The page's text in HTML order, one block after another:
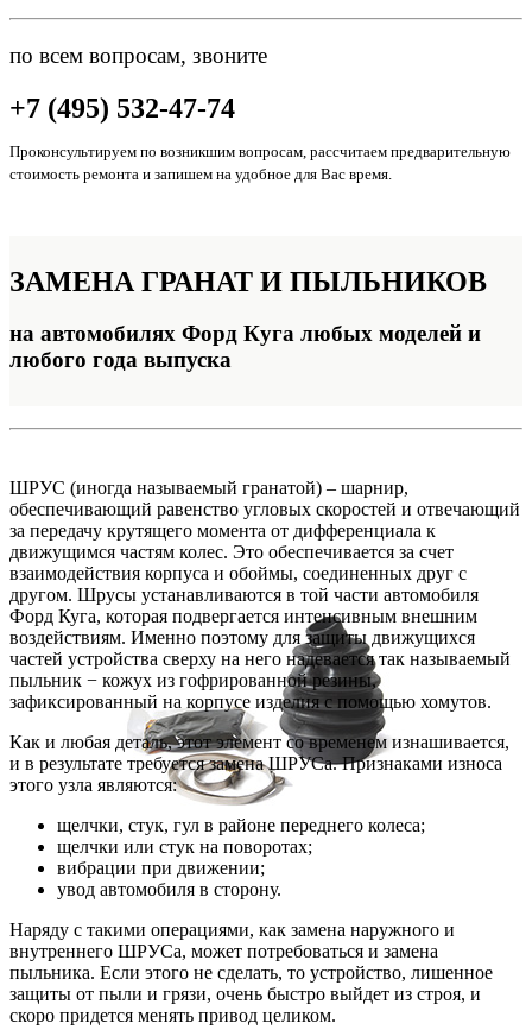
по всем вопросам, звоните
+7 (495) 532-47-74
Проконсультируем по возникшим вопросам, рассчитаем предварительную
стоимость ремонта и запишем на удобное для Вас время.
ЗАМЕНА ГРАНАТ И ПЫЛЬНИКОВ
на автомобилях Форд Куга любых моделей и
любого года выпуска
ШРУС (иногда называемый гранатой) – шарнир,
обеспечивающий равенство угловых скоростей и отвечающий
за передачу крутящего момента от дифференциала к
движущимся частям колес. Это обеспечивается за счет
взаимодействия корпуса и обоймы, соединенных друг с
другом. Шрусы устанавливаются в той части автомобиля
Форд Куга, которая подвергается интенсивным внешним
воздействиям. Именно поэтому для защиты движущихся
частей устройства сверху на него надевается так называемый
пыльник − кожух из гофрированной резины,
зафиксированный на корпусе изделия с помощью хомутов.
Как и любая деталь, этот элемент со временем изнашивается,
и в результате требуется замена ШРУСа. Признаками износа
этого узла являются:
щелчки, стук, гул в районе переднего колеса;
щелчки или стук на поворотах;
вибрации при движении;
увод автомобиля в сторону.
Наряду с такими операциями, как замена наружного и
внутреннего ШРУСа, может потребоваться и замена
пыльника. Если этого не сделать, то устройство, лишенное
защиты от пыли и грязи, очень быстро выйдет из строя, и
скоро придется менять привод целиком.